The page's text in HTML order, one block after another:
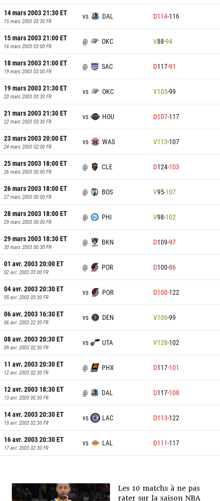
14 mars 2003 21:30ET
15 mars 2003 03:30 FR
vs DAL D114-116
15 mars 2003 21:00ET
16 mars 2003 03:00 FR
@ OKC V88-94
18 mars 2003 21:00ET
19 mars 2003 03:00 FR
@ SAC D117-91
19 mars 2003 21:30ET
20 mars 2003 03:30 FR
vs OKC V105-99
21 mars 2003 21:30ET
22 mars 2003 03:30 FR
vs HOU D107-117
23 mars 2003 20:00ET
24 mars 2003 02:00 FR
vs WAS V113-107
25 mars 2003 18:00ET
26 mars 2003 00:00 FR
@ CLE D124-103
26 mars 2003 18:00ET
27 mars 2003 00:00 FR
@ BOS V95-107
28 mars 2003 18:00ET
29 mars 2003 00:00 FR
@ PHI V98-102
29 mars 2003 18:30ET
30 mars 2003 00:30 FR
@ BKN D109-97
01 avr. 2003 20:00ET
02 avr. 2003 03:00 FR
@ POR D100-86
04 avr. 2003 20:30ET
05 avr. 2003 03:30 FR
vs POR D100-122
06 avr. 2003 16:30ET
06 avr. 2003 22:30 FR
vs DEN V106-99
08 avr. 2003 20:30ET
09 avr. 2003 02:30 FR
vs UTA V128-102
11 avr. 2003 20:30ET
12 avr. 2003 02:30 FR
@ PHX D117-101
12 avr. 2003 18:30ET
13 avr. 2003 00:30 FR
@ DAL D117-108
14 avr. 2003 20:30ET
15 avr. 2003 02:30 FR
vs LAC D113-122
16 avr. 2003 20:30ET
17 avr. 2003 02:30 FR
vs LAL D111-117
Les 10 matchs à ne pas
rater sur la saison NBA